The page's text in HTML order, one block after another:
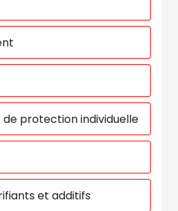
de protection individuelle
et additifs